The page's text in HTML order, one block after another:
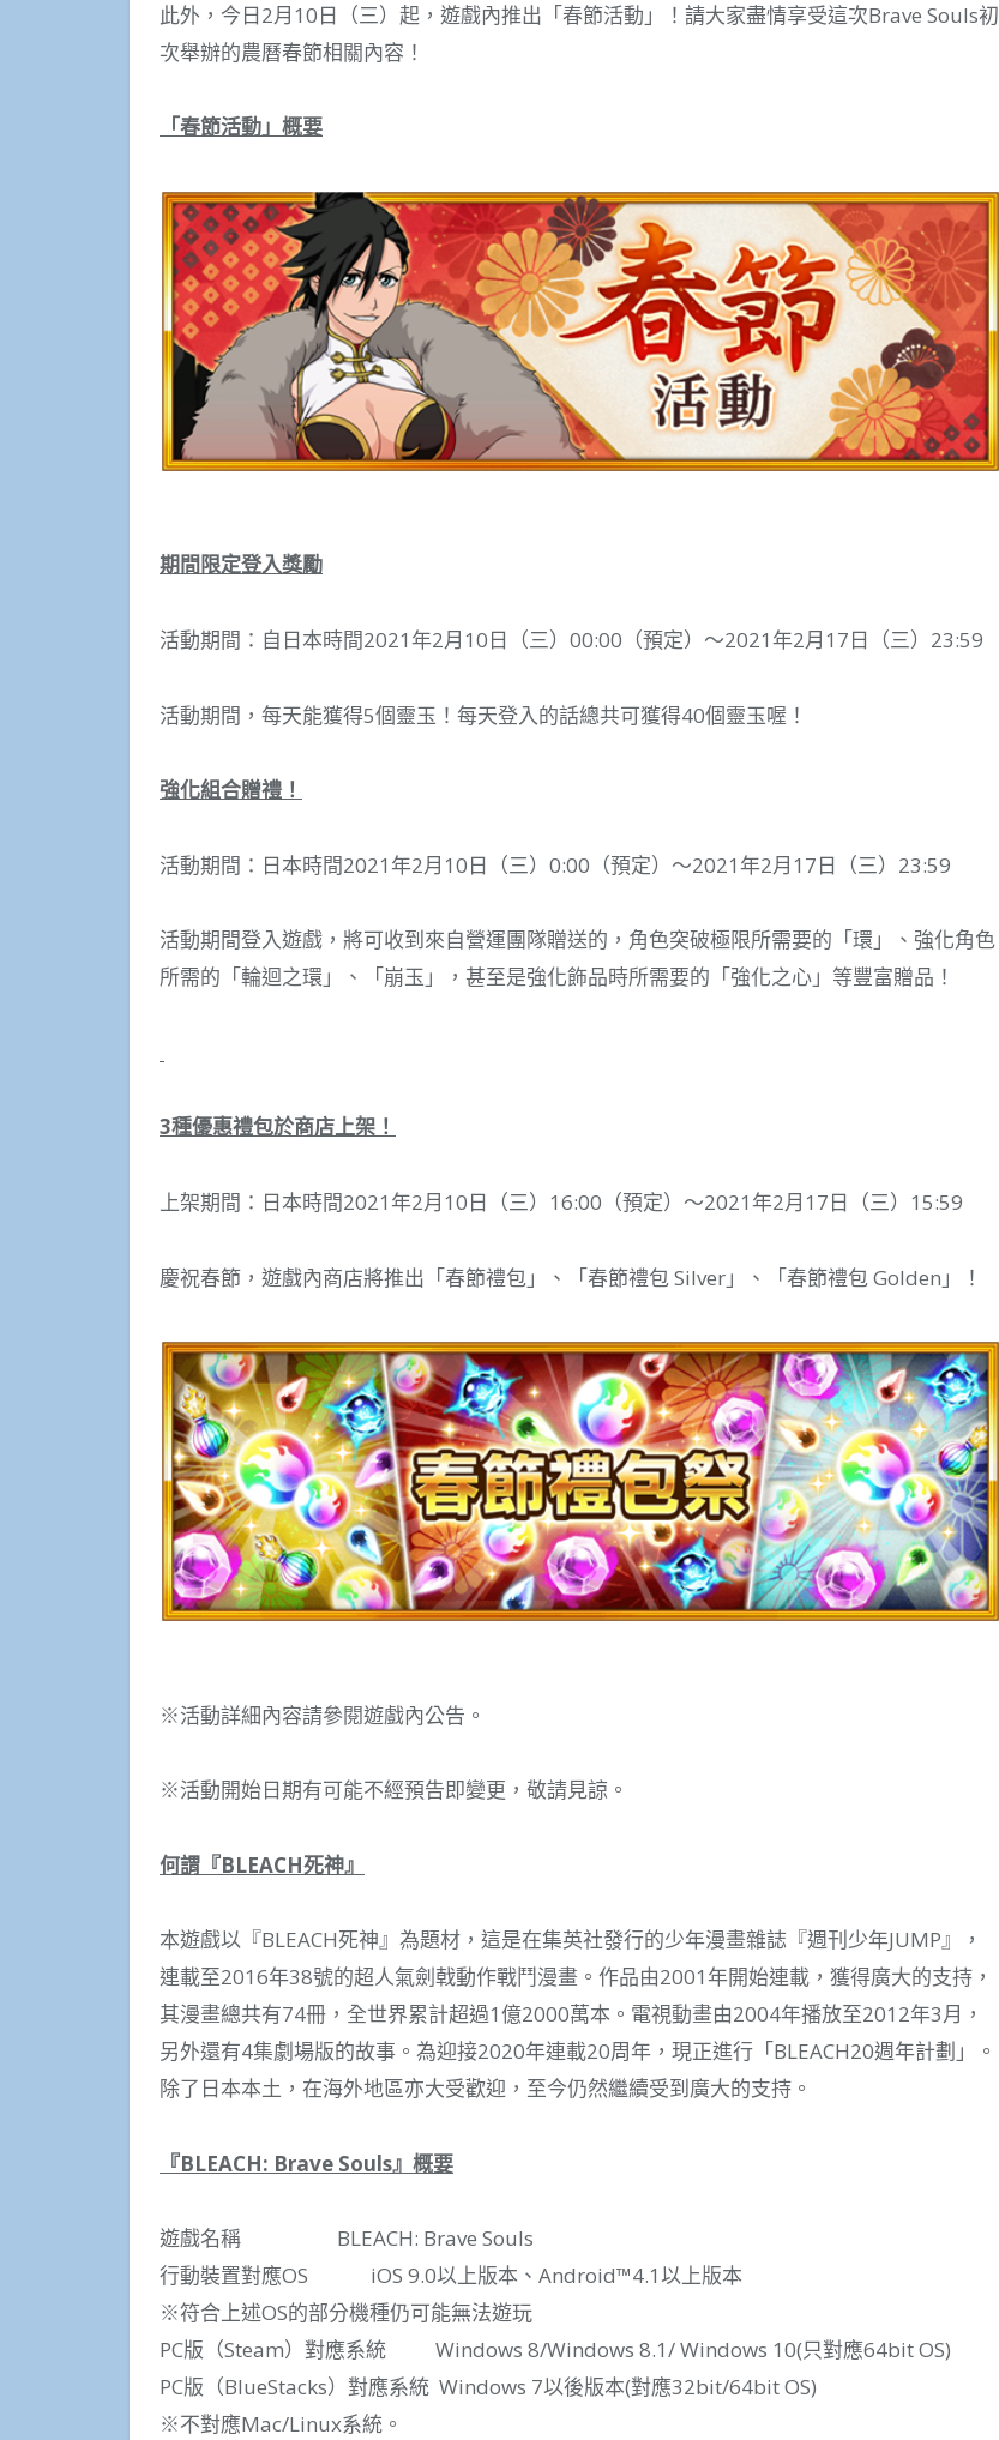
此外，今日2月10日（三）起，遊戲內推出「春節活動」！請大家盡情享受這次Brave Souls初
次舉辦的農曆春節相關內容！
「春節活動」概要
期間限定登入獎勵
活動期間：自日本時間2021年2月10日（三）00:00（預定）～2021年2月17日（三）23:59
活動期間，每天能獲得5個靈玉！每天登入的話總共可獲得40個靈玉喔！
強化組合贈禮！
活動期間：日本時間2021年2月10日（三）0:00（預定）～2021年2月17日（三）23:59
活動期間登入遊戲，將可收到來自營運團隊贈送的，角色突破極限所需要的「環」、強化角色
所需的「輪迴之環」、「崩玉」，甚至是強化飾品時所需要的「強化之心」等豐富贈品！
3種優惠禮包於商店上架！
上架期間：日本時間2021年2月10日（三）16:00（預定）～2021年2月17日（三）15:59
慶祝春節，遊戲內商店將推出「春節禮包」、「春節禮包 Silver」、「春節禮包 Golden」！
※活動詳細內容請參閱遊戲內公告。
※活動開始日期有可能不經預告即變更，敬請見諒。
何謂『BLEACH死神』
本遊戲以『BLEACH死神』為題材，這是在集英社發行的少年漫畫雜誌『週刊少年JUMP』，
連載至2016年38號的超人氣劍戟動作戰鬥漫畫。作品由2001年開始連載，獲得廣大的支持，
其漫畫總共有74冊，全世界累計超過1億2000萬本。電視動畫由2004年播放至2012年3月，
另外還有4集劇場版的故事。為迎接2020年連載20周年，現正進行「BLEACH20週年計劃」。
除了日本本土，在海外地區亦大受歡迎，至今仍然繼續受到廣大的支持。
『BLEACH: Brave Souls』概要
遊戲名稱 BLEACH: Brave Souls
行動裝置對應OS iOS 9.0以上版本、Android™4.1以上版本
※符合上述OS的部分機種仍可能無法遊玩
PC版（Steam）對應系統 Windows 8/Windows 8.1/ Windows 10(只對應64bit OS)
PC版（BlueStacks）對應系統 Windows 7以後版本(對應32bit/64bit OS)
※不對應Mac/Linux系統。